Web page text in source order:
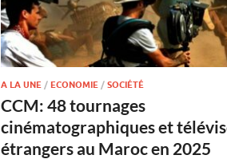
A LA UNE /ECONOMIE /SOCIÉTÉ
CCM: 48 tournages
cinématographiques et
étrangers au Maroc en 2025